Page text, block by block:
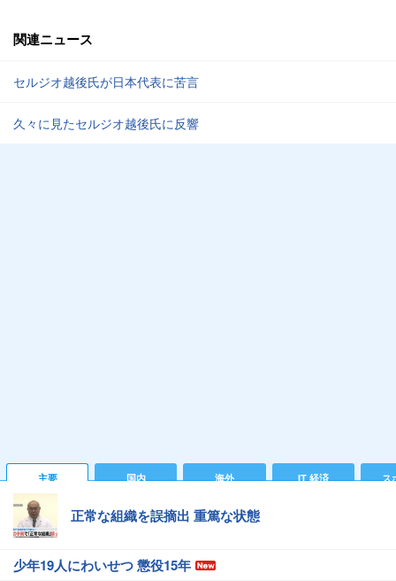
関連ニュース
セルジオ越後氏が日本代表に苦言
久々に見たセルジオ越後氏に反響
主要 国内 海外 IT 経済 ス
正常な組織を誤摘出 重篤な状態
少年19人にわいせつ 懲役15年